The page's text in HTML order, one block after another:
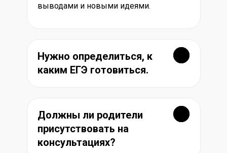
выводами и новыми идеями.
Нужно определиться, к
каким ЕГЭ готовиться.
Должны ли родители
присутствовать на
консультациях?